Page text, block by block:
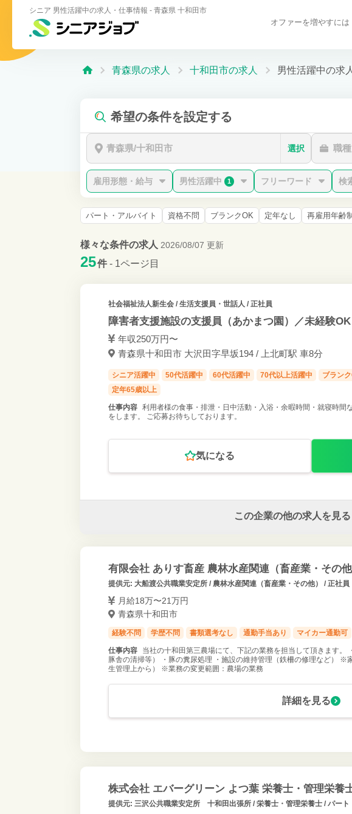
シニア 男性活躍中の求人・仕事情報 - 青森県 十和田市
オファーを増やすには
青森県の求人 十和田市の求人 男性活躍中の求人
希望の条件を設定する
青森県/十和田市 選択 職
雇用形態・給与 男性活躍中 1 フリーワード 検
パート・アルバイト 資格不問 ブランクOK 定年なし 再雇用年齢
様々な条件の求人 2026/08/07 更新
25件 - 1ページ目
社会福祉法人新生会/ 生活支援員・世話人 / 正社員
障害者支援施設の支援員（あかまつ園）／未経験
年収250万円〜
青森県十和田市 大沢田字早坂194 / 上北町駅 車8分
シニア活躍中 50代活躍中 60代活躍中 70代以上活躍中 ブラン
定年65歳以上
仕事内容
利用者様の食事・排泄・日中活動・入浴・余暇時間・就寝時間
をします。 ご応募お待ちしております。
気になる
この企業の他の求人を見る
有限会社 ありす畜産 農林水産関連（畜産業・その
提供元: 大船渡公共職業安定所 / 農林水産関連（畜産業・その他） / 正社員
月給18万〜21万円
青森県十和田市
経験不問 学歴不問 書類選考なし 通勤手当あり マイカー通勤可
仕事内容
当社の十和田第三農場にて、下記の業務を担当して頂きます。
豚舎の清掃等） ・豚の糞尿処理 ・施設の維持管理（鉄柵の修理など） ※
生管理上から） ※業務の変更範囲：農場の業務
詳細を見る
株式会社 エバーグリーン よつ葉 栄養士・管理栄養
提供元: 三沢公共職業安定所 十和田出張所 / 栄養士・管理栄養士 / パート